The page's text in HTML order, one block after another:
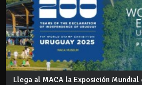
Llega al MACA la Exposición